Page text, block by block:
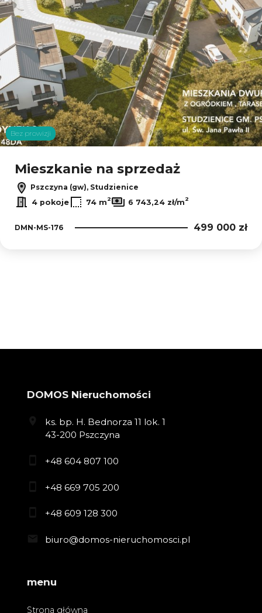
Bez prowizji
Mieszkanie na sprzedaż
Pszczyna (gw), Studzienice
4 pokoje
74 m2 6 743,24 zł/m2
DMN-MS-176 499 000 zł
DOMOS Nieruchomości
ks. bp. H. Bednorza 11 lok. 1
43-200 Pszczyna
+48 604 807 100
+48 669 705 200
+48 609 128 300
biuro@domos-nieruchomosci.pl
menu
Strona główna